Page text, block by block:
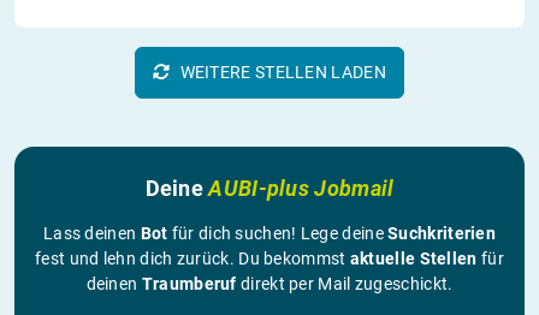
WEITERE STELLEN LADEN
DeineAUBI-plus Jobmail
Lass deinen Bot für dich suchen! Lege deineSuchkriterien
fest und lehn dich zurück. Du bekommst aktuelle Stellen für
deinen Traumberuf direkt per Mail zugeschickt.